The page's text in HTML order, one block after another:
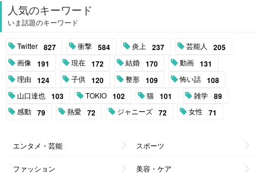
人気のキーワード
いま話題のキーワード
Twitter 827 衝撃 584 炎上 237 芸能人 205
画像 191 現在 172 結婚 170 動画 131
理由 124 子供 120 整形 109 怖い話 108
山口達也 103 TOKIO 102 猫 101 雑学 89
感動 79 熱愛 72 ジャニーズ 72 女性 71
エンタメ・芸能 スポーツ
ファッション 美容・ケア